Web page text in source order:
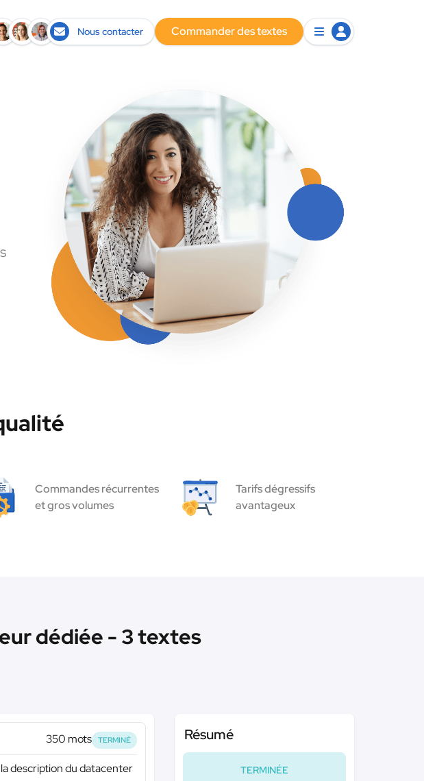
Nous contacter Commander des textes
Commandes récurrentes
et gros volumes
Tarifs dégressifs
avantageux
dédiée - 3 textes
350 mots TERMINÉ
description du datacenter
Résumé
TERMINÉE